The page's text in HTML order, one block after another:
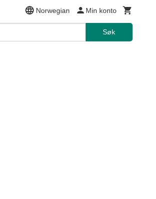
Norwegian Min konto
Søk